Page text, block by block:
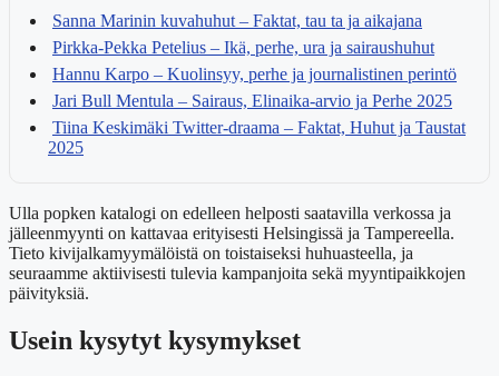
Sanna Marinin kuvahuhut – Faktat, tau ta ja aikajana
Pirkka-Pekka Petelius – Ikä, perhe, ura ja sairaushuhut
Hannu Karpo – Kuolinsyy, perhe ja journalistinen perintö
Jari Bull Mentula – Sairaus, Elinaika-arvio ja Perhe 2025
Tiina Keskimäki Twitter-draama – Faktat, Huhut ja Taustat
2025
Ulla popken katalogi on edelleen helposti saatavilla verkossa ja
jälleenmyynti on kattavaa erityisesti Helsingissä ja Tampereella.
Tieto kivijalkamyymälöistä on toistaiseksi huhuasteella, ja
seuraamme aktiivisesti tulevia kampanjoita sekä myyntipaikkojen
päivityksiä.
Usein kysytyt kysymykset